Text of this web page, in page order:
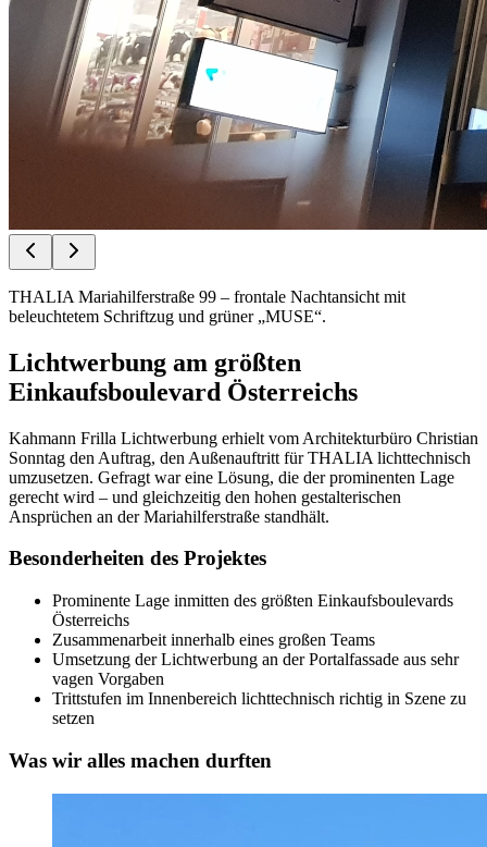
THALIA Mariahilferstraße 99 – frontale Nachtansicht mit
beleuchtetem Schriftzug und grüner „MUSE“.
Lichtwerbung am größten
Einkaufsboulevard Österreichs
Kahmann Frilla Lichtwerbung erhielt vom Architekturbüro Christian
Sonntag den Auftrag, den Außenauftritt für THALIA lichttechnisch
umzusetzen. Gefragt war eine Lösung, die der prominenten Lage
gerecht wird – und gleichzeitig den hohen gestalterischen
Ansprüchen an der Mariahilferstraße standhält.
Besonderheiten des Projektes
Prominente Lage inmitten des größten Einkaufsboulevards
Österreichs
Zusammenarbeit innerhalb eines großen Teams
Umsetzung der Lichtwerbung an der Portalfassade aus sehr
vagen Vorgaben
Trittstufen im Innenbereich lichttechnisch richtig in Szene zu
setzen
Was wir alles machen durften